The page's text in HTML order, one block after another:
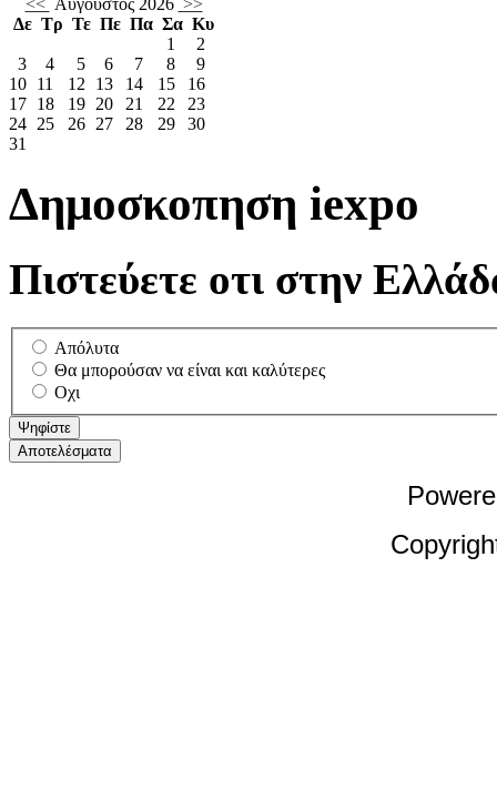
Δε Τρ Τε Πε Πα Σα Κυ
1
2
3
4 5 6 7 8
9
10 11 12 13 14 15
16
17 18 19 20 21 22
23
24 25 26 27 28 29
30
31
Δημοσκοπηση iexpo
Πιστεύετε οτι στην
Απόλυτα
Θα μπορούσαν να είναι και καλύτερες
Οχι